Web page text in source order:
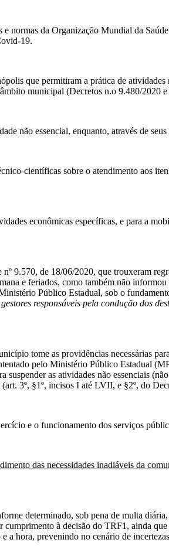
normas da Organização Mundial da
19.
que permitiram a prática de
municipal (Decretos n.o 9.480/2020
não essencial, enquanto, através de
científicas sobre o atendimento aos
econômicas específicas, e para a
9.570, de 18/06/2020, que trouxeram
e feriados, como também não
Público Estadual, sob o
responsáveis pela condução dos
tome as providências necessárias
pelo Ministério Público Estadual
as atividades não essenciais
3º, §1º, incisos I até LVII, e §2º, do
e o funcionamento dos serviços
das necessidades inadiáveis da
determinado, sob pena de multa
à decisão do TRF1, ainda
hora, prevenindo no cenário de